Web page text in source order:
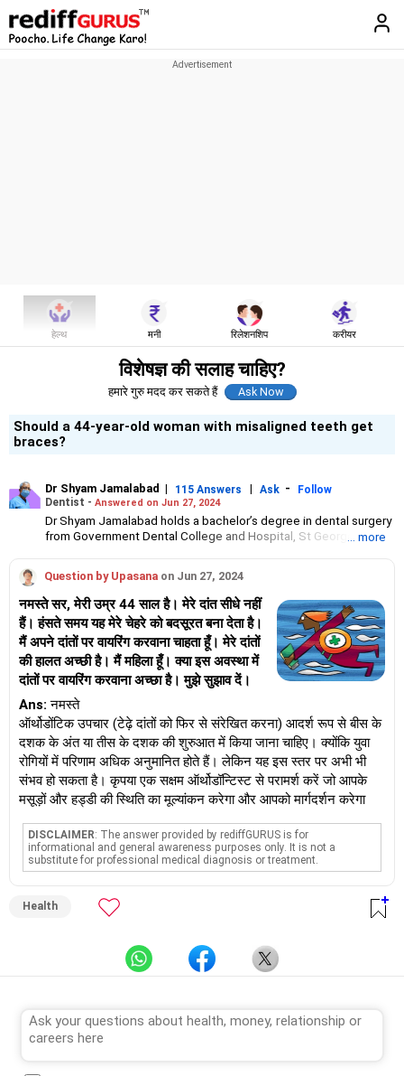
हेल्थ मनी रिलेशनशिप करीयर
विशेषज्ञ की सलाह चाहिए?
हमारे गुरु मदद कर सकते हैं
Should a 44-year-old woman with misaligned teeth get
braces?
Dr Shyam Jamalabad | 115 Answers | Ask -
Follow
Dentist - Answered on Jun 27, 2024
Dr Shyam Jamalabad holds a bachelor’s degree in dental surgery
from Government Dental College and Hospital, St George
to slum dwellers.
... more
Question by Upasana on Jun 27, 2024
नमस्ते सर, मेरी उम्र 44 साल है। मेरे दांत सीधे नहीं
हैं। हंसते समय यह मेरे चेहरे को बदसूरत बना देता है।
मैं अपने दांतों पर वायरिंग करवाना चाहता हूँ। मेरे दांतों
की हालत अच्छी है। मैं महिला हूँ। क्या इस अवस्था में
दांतों पर वायरिंग करवाना अच्छा है। मुझे सुझाव दें।
Ans: नमस्ते
ऑर्थोडोंटिक उपचार (टेढ़े दांतों को फिर से संरेखित करना) आदर्श रूप से बीस के
दशक के अंत या तीस के दशक की शुरुआत में किया जाना चाहिए। क्योंकि युवा
रोगियों में परिणाम अधिक अनुमानित होते हैं। लेकिन यह इस स्तर पर अभी भी
संभव हो सकता है। कृपया एक सक्षम ऑर्थोडॉन्टिस्ट से परामर्श करें जो आपके
मसूड़ों और हड्डी की स्थिति का मूल्यांकन करेगा और आपको मार्गदर्शन करेगा
DISCLAIMER: The answer provided by rediffGURUS is for
informational and general awareness purposes only. It is not a
substitute for professional medical diagnosis or treatment.
Health